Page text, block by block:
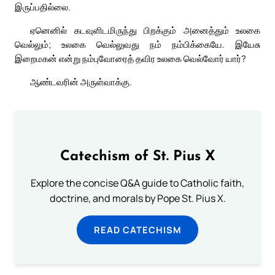
இருப்பதில்லை.
ஏனெனில் கடவுளிடமிருந்து பிறக்கும் அனைத்தும் உலகை
வெல்லும்; உலகை வெல்லுவது நம் நம்பிக்கையே. இயேசு
இறைமகன் என்று நம்புவோரைத் தவிர உலகை வெல்வோர் யார்?
ஆண்டவரின் அருள்வாக்கு.
Catechism of St. Pius X
Explore the concise Q&A guide to Catholic faith,
doctrine, and morals by Pope St. Pius X.
READ CATECHISM